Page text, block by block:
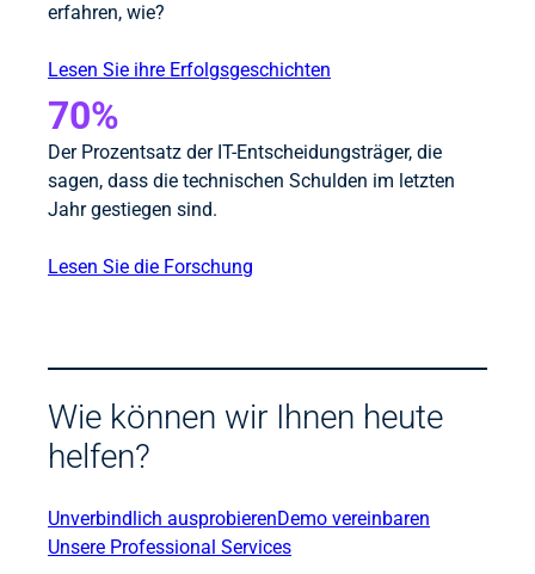
erfahren, wie?
Lesen Sie ihre Erfolgsgeschichten
70%
Der Prozentsatz der IT-Entscheidungsträger, die
sagen, dass die technischen Schulden im letzten
Jahr gestiegen sind.
Lesen Sie die Forschung
Wie können wir Ihnen heute
helfen?
Unverbindlich ausprobierenDemo vereinbaren
Unsere Professional Services